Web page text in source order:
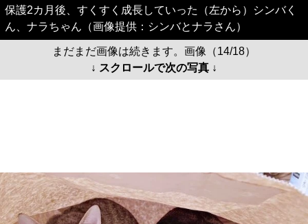
保護2カ月後、すくすく成長していった（左から）シンバく
ん、ナラちゃん（画像提供：シンバとナラさん）
まだまだ画像は続きます。画像（14/18）
↓ スクロールで次の写真 ↓